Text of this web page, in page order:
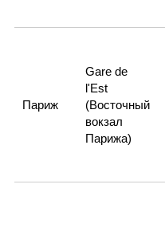
Париж
Gare de
l'Est
(Восточный
вокзал
Парижа)